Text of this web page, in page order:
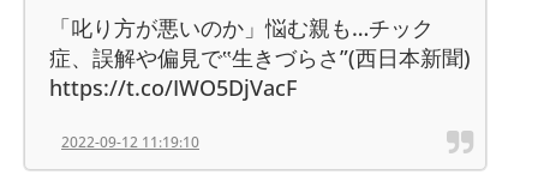
「叱り方が悪いのか」悩む親も…チック
症、誤解や偏見で‟生きづらさ”(西日本新聞)
https://t.co/IWO5DjVacF
2022-09-12 11:19:10